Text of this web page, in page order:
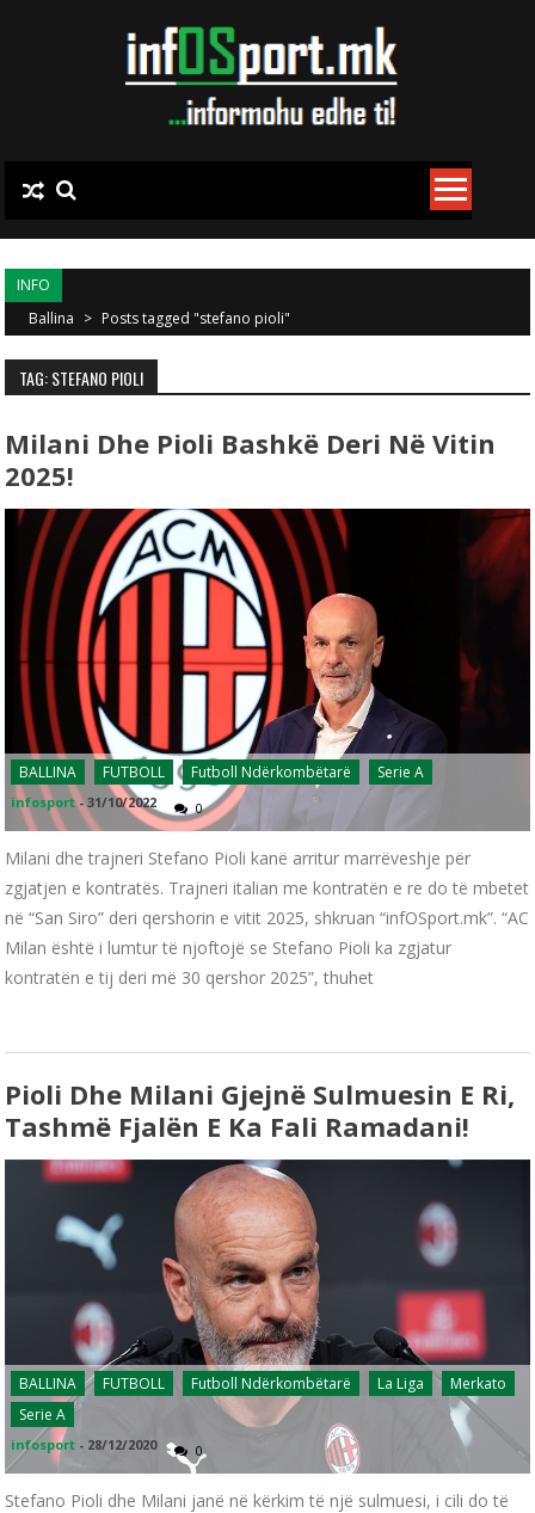
INFO
Ballina > Posts tagged "stefano pioli"
TAG: STEFANO PIOLI
Milani Dhe Pioli Bashkë Deri Në Vitin
2025!
BALLINA FUTBOLL Futboll Ndërkombëtarë Serie A
infosport -31/10/2022 0
Milani dhe trajneri Stefano Pioli kanë arritur marrëveshje për
zgjatjen e kontratës. Trajneri italian me kontratën e re do të mbetet
në “San Siro” deri qershorin e vitit 2025, shkruan “infOSport.mk”. “AC
Milan është i lumtur të njoftojë se Stefano Pioli ka zgjatur
kontratën e tij deri më 30 qershor 2025”, thuhet
Pioli Dhe Milani Gjejnë Sulmuesin E Ri,
Tashmë Fjalën E Ka Fali Ramadani!
BALLINA FUTBOLL Futboll Ndërkombëtarë La Liga
Merkato
Serie A
infosport - 28/12/2020 0
Stefano Pioli dhe Milani janë në kërkim të një sulmuesi, i cili do të